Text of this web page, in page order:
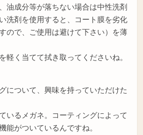
油成分等が落ちない場合は中性洗剤
洗剤を使用すると、コート膜を劣化
ので、ご使用は避けて下さい）を薄
軽く当てて拭き取ってくださいね。
について、興味を持っていただけた
いるメガネ。コーティングによって
能がついているんですね。